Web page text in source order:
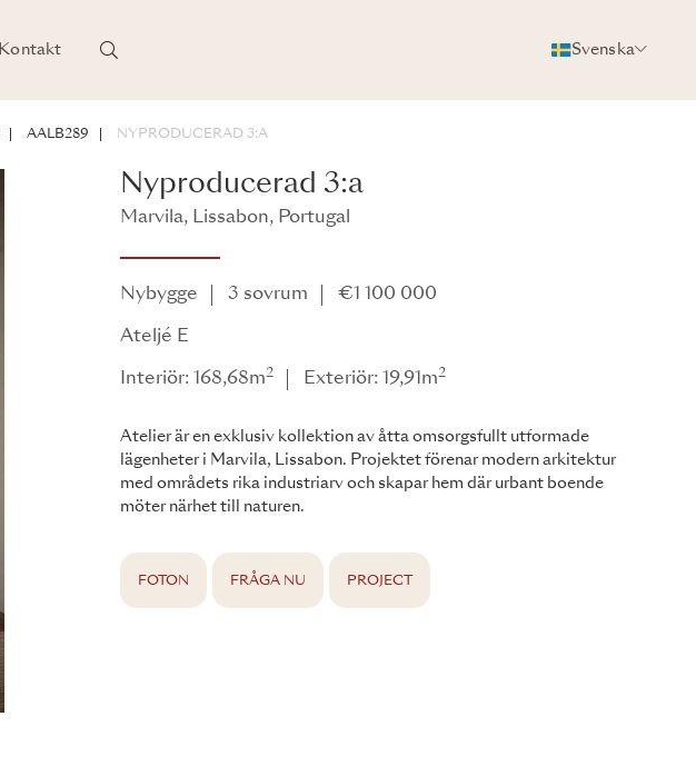
Kontakt Svenska
AALB289 NYPRODUCERAD 3:A
Nyproducerad 3:a
Marvila, Lissabon, Portugal
Nybygge 3 sovrum €1 100 000
Ateljé E
Interiör: 168,68m2 Exteriör: 19,91m2
Atelier är en exklusiv kollektion av åtta omsorgsfullt utformade
lägenheter i Marvila, Lissabon. Projektet förenar modern arkitektur
med områdets rika industriarv och skapar hem där urbant boende
möter närhet till naturen.
FOTON FRÅGA NU PROJECT